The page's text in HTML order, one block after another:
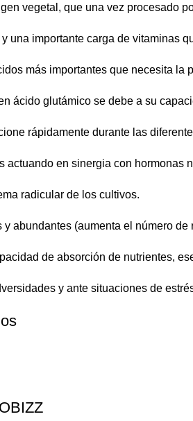
vegetal, que una vez procesado
una importante carga de vitaminas
más importantes que necesita la
ácido glutámico se debe a su
rápidamente durante las
actuando en sinergia con hormonas
radicular de los cultivos.
y abundantes (aumenta el número
de absorción de nutrientes,
y ante situaciones de